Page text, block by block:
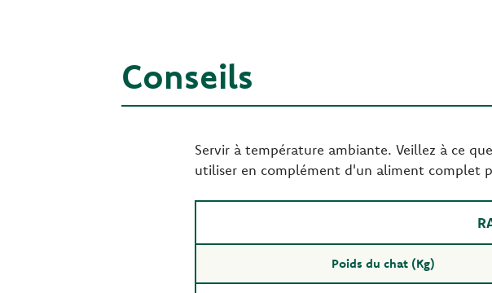
Conseils
Servir à température ambiante. Veillez à ce
utiliser en complément d'un aliment complet
Poids du chat (Kg)